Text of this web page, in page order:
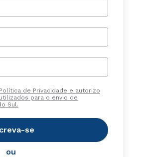
de Privacidade e autorizo
para o envio de
Sul.
se
ou